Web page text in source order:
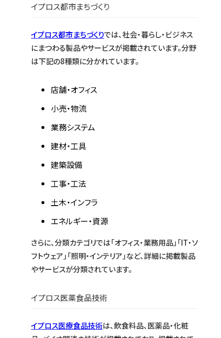
イプロス都市まちづくり
イプロス都市まちづくりでは、社会・暮らし・ビジネス
にまつわる製品やサービスが掲載されています。分野
は下記の8種類に分かれています。
店舗・オフィス
小売・物流
業務システム
建材・工具
建築設備
工事・工法
土木・インフラ
エネルギー・資源
さらに、分類カテゴリでは「オフィス・業務用品」「IT・ソ
フトウェア」「照明・インテリア」など、詳細に掲載製品
やサービスが分類されています。
イプロス医薬食品技術
イプロス医療食品技術は、飲食料品、医薬品・化粧